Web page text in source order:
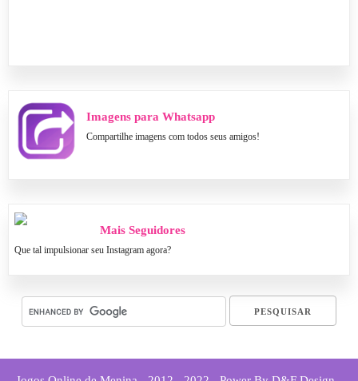
Imagens para Whatsapp
Compartilhe imagens com todos seus amigos!
Mais Seguidores
Que tal impulsionar seu Instagram agora?